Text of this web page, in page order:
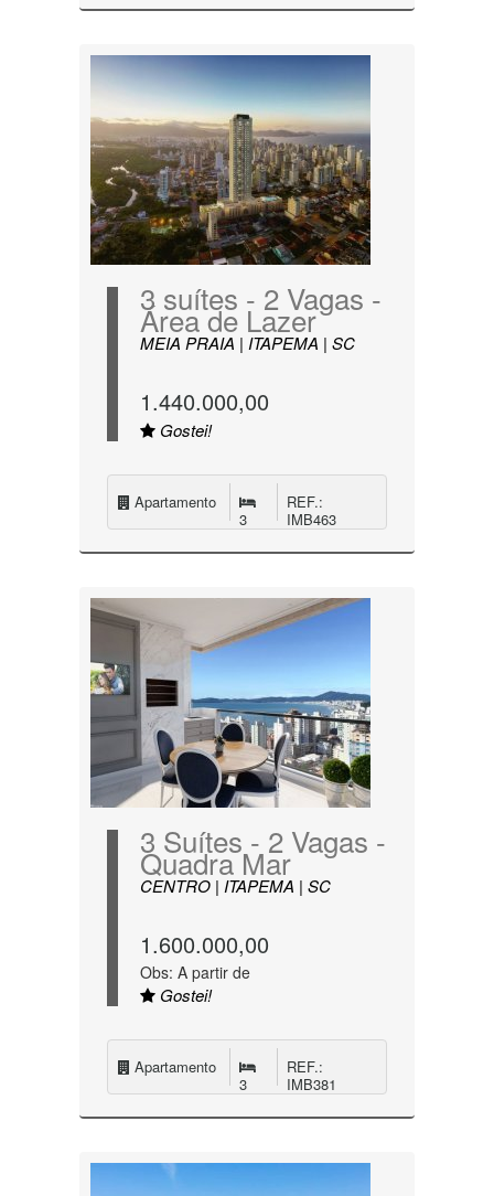
3 suítes - 2 Vagas -
Área de Lazer
MEIA PRAIA | ITAPEMA | SC
1.440.000,00
Gostei!
Apartamento
3
REF.:
IMB463
3 Suítes - 2 Vagas -
Quadra Mar
CENTRO | ITAPEMA | SC
1.600.000,00
Obs: A partir de
Gostei!
Apartamento
3
REF.:
IMB381